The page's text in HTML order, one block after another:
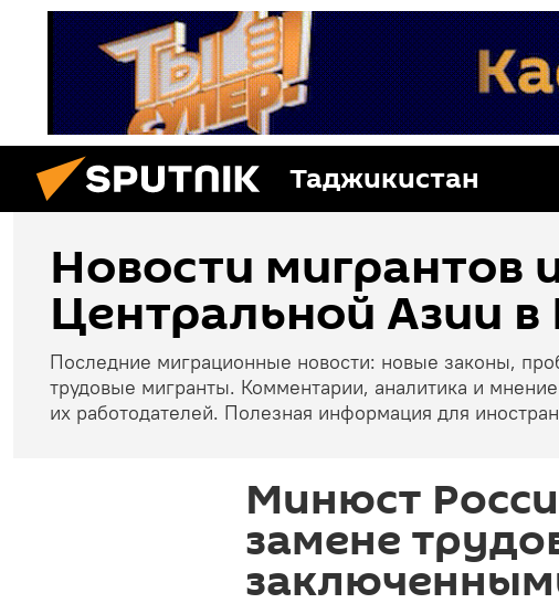
Таджикистан
Новости мигрантов
Центральной Азии в
Последние миграционные новости: новые законы,
трудовые мигранты. Комментарии, аналитика и
их работодателей. Полезная информация для
Минюст
замене